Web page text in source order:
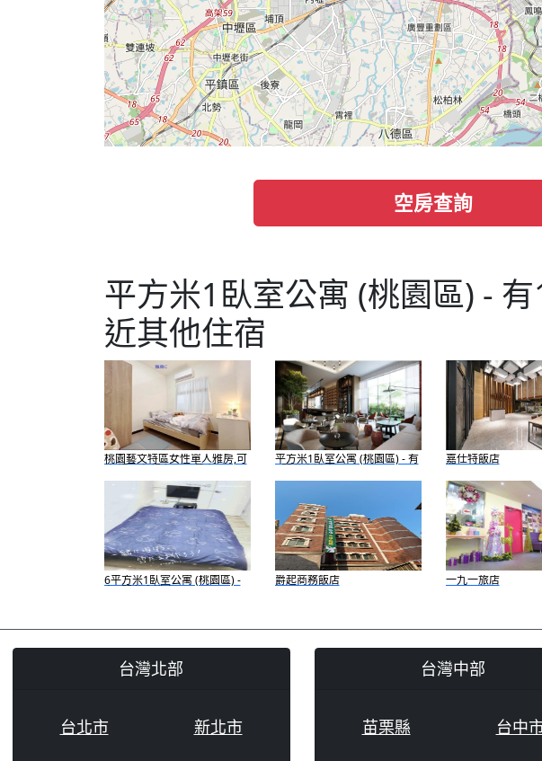
空房查詢
平方米1臥室公寓 (桃園區) -
近其他住宿
桃園藝文特區女性單人雅房,可
炊,樓下有超市及早餐店
平方米1臥室公寓 (桃園區) - 有
1間私人浴室
嘉仕特飯店
6平方米1臥室公寓 (桃園區) -
有1間私人浴室
爵起商務飯店 一九一旅店
台灣北部
台北市
新北市
台灣中部
苗栗縣
台中